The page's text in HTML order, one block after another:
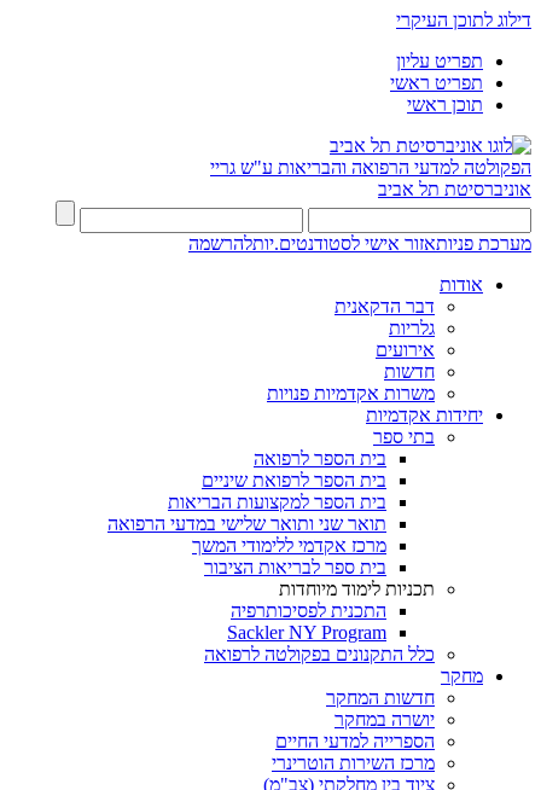
דילוג לתוכן העיקרי
תפריט עליון
תפריט ראשי
תוכן ראשי
הפקולטה למדעי הרפואה והבריאות ע"ש גריי
אוניברסיטת תל אביב
מערכת פניותאזור אישי לסטודנטים.יותלהרשמה
אודות
דבר הדקאנית
גלריות
אירועים
חדשות
משרות אקדמיות פנויות
יחידות אקדמיות
בתי ספר
בית הספר לרפואה
בית הספר לרפואת שיניים
בית הספר למקצועות הבריאות
תואר שני ותואר שלישי במדעי הרפואה
מרכז אקדמי ללימודי המשך
בית ספר לבריאות הציבור
תכניות לימוד מיוחדות
התכנית לפסיכותרפיה
Sackler NY Program
כלל התקנונים בפקולטה לרפואה
מחקר
חדשות המחקר
יושרה במחקר
הספרייה למדעי החיים
מרכז השירות הוטרינרי
ציוד בין מחלקתי (צב"מ)